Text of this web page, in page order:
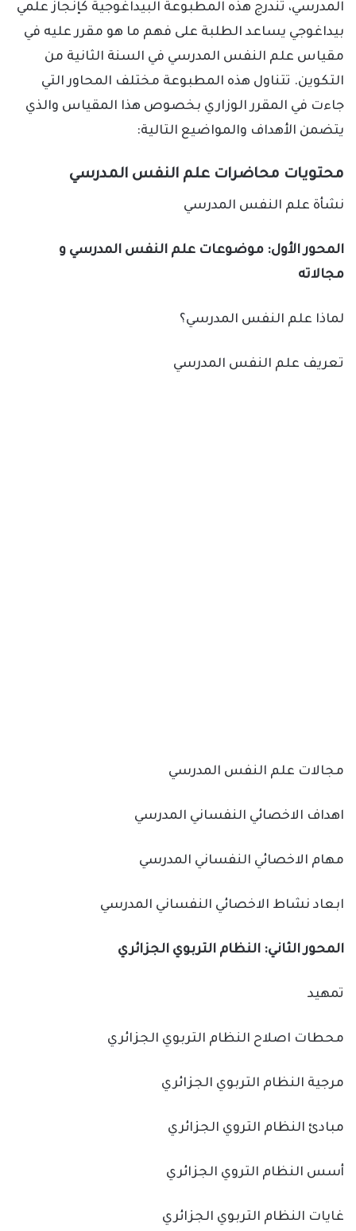
المدرسي، تندرج هذه المطبوعة البيداغوجية كإنجاز علمي
بيداغوجي يساعد الطلبة على فهم ما هو مقرر عليه في
مقياس علم النفس المدرسي في السنة الثانية من
التكوين. تتناول هذه المطبوعة مختلف المحاور التي
جاءت في المقرر الوزاري بخصوص هذا المقياس والذي
يتضمن الأهداف والمواضيع التالية:
محتويات محاضرات علم النفس المدرسي
نشأة علم النفس المدرسي
المحور الأول: موضوعات علم النفس المدرسي و
مجالاته
لماذا علم النفس المدرسي؟
تعريف علم النفس المدرسي
مجالات علم النفس المدرسي
اهداف الاخصائي النفساني المدرسي
مهام الاخصائي النفساني المدرسي
ابعاد نشاط الاخصائي النفساني المدرسي
المحور الثاني: النظام التربوي الجزائري
تمهيد
محطات اصلاح النظام التربوي الجزائري
مرجية النظام التربوي الجزائري
مبادئ النظام التروي الجزائري
أسس النظام التروي الجزائري
غايات النظام التربوي الجزائري